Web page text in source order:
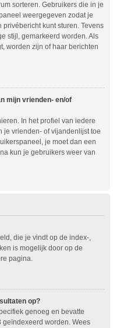
sorteren. Gebruikers die in je
weergegeven zodat je
kunt sturen. Tevens
stijl, gemarkeerd worden. Als
worden zijn of haar berichten
mijn vrienden- en/of
In het profiel van iedere
je vrienden- of vijandenlijst toe
je moet dan een
kun je gebruikers weer van
die je vindt op de index-,
is mogelijk door op de
pagina.
op?
genoeg en bevatte
worden. Wees